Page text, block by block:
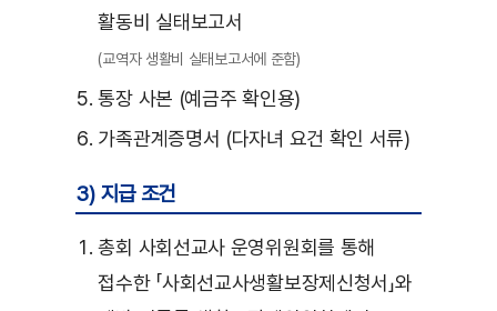
활동비 실태보고서
(교역자 생활비 실태보고서에 준함)
통장 사본 (예금주 확인용)
가족관계증명서 (다자녀 요건 확인 서류)
3) 지급 조건
총회 사회선교사 운영위원회를 통해
접수한 「사회선교사생활보장제신청서」와